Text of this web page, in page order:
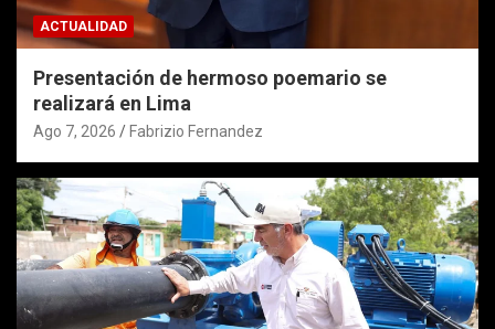
ACTUALIDAD
Presentación de hermoso poemario se
realizará en Lima
Ago 7, 2026 Fabrizio Fernandez